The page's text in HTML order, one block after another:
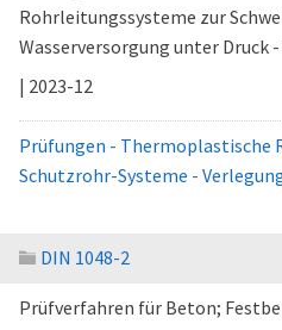
Rohrleitungssysteme zur
Wasserversorgung unter Druck
| 2023-12
Prüfungen - Thermoplastische
Schutzrohr-Systeme -
DIN 1048-2
Prüfverfahren für Beton;